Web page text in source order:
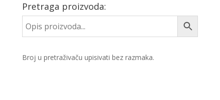
Pretraga proizvoda:
Broj u pretraživaču upisivati bez razmaka.